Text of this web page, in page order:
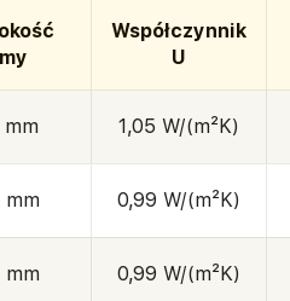
Współczynnik
U
mm 1,05 W/(m²K)
mm 0,99 W/(m²K)
mm 0,99 W/(m²K)